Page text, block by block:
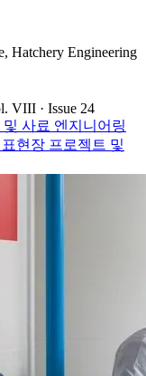
Hatchery Engineering
VIII · Issue 24
및 사료 엔지니어링
현장 프로젝트 및